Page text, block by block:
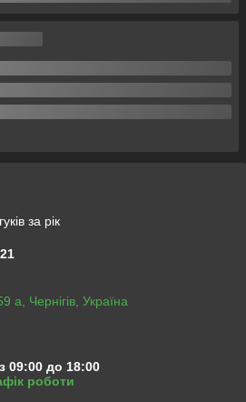
за рік
а, Чернігів, Україна
09:00 до 18:00
роботи